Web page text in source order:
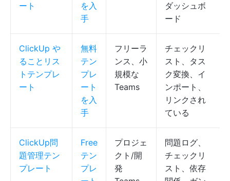
ート
を入
手
ダッシュボ
ード
ClickUp や
ることリス
トテンプレ
ート
無料
テン
プレ
ート
を入
手
フリーラ
ンス、小
規模な
Teams
チェックリ
スト、タス
ク変換、イ
ンポート、
リンクされ
ている
ClickUp問
題管理テン
プレート
Free
テン
プレ
プロジェ
クト/開
発
問題ログ、
チェックリ
スト、依存